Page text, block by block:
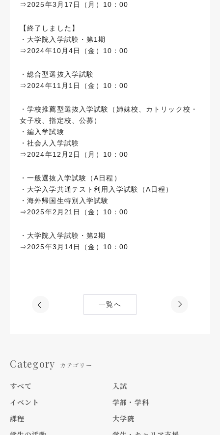
⇒2025年3月17日（月）10：00
【終了しました】
・大学院入学試験・第1期
⇒2024年10月4日（金）10：00
・総合型選抜入学試験
⇒2024年11月1日（金）10：00
・学校推薦型選抜入学試験（姉妹校、カトリック校・
女子校、指定校、公募）
・編入学試験
・社会人入学試験
⇒2024年12月2日（月）10：00
・一般選抜入学試験（A日程）
・大学入学共通テスト利用入学試験（A日程）
・海外帰国生特別入学試験
⇒2025年2月21日（金）10：00
・大学院入学試験・第2期
⇒2025年3月14日（金）10：00
一覧へ
Category カテゴリー
すべて
入試
イベント
学部・学科
課程
大学院